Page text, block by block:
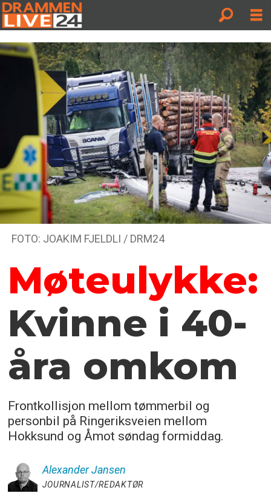
FOTO: JOAKIM FJELDLI / DRM24
Møteulykke:
Kvinne i 40-
åra omkom
Frontkollisjon mellom tømmerbil og
personbil på Ringeriksveien mellom
Hokksund og Åmot søndag formiddag.
Alexander Jansen
JOURNALIST/REDAKTØR